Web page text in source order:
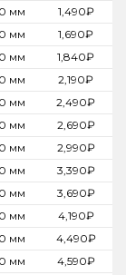
мм 1,490₽
мм 1,690₽
мм 1,840₽
мм 2,190₽
мм 2,490₽
мм 2,690₽
мм 2,990₽
мм 3,390₽
мм 3,690₽
мм 4,190₽
мм 4,490₽
мм 4,590₽